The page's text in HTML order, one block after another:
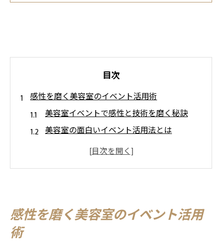
目次
感性を磨く美容室のイベント活用術
美容室イベントで感性と技術を磨く秘訣
美容室の面白いイベント活用法とは
美容師に役立つ感性アップイベント案
美容師フォトコンテスト2026で広がる未来
感性を磨く美容室のイベント活用
術